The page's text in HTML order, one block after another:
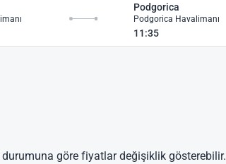
Podgorica
Podgorica Havalimanı
11:35
göre fiyatlar değişiklik gösterebilir.